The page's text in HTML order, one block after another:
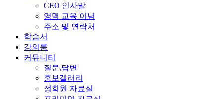
CEO 인사말
영맥 교육 이념
주소 및 연락처
학습서
강의룸
커뮤니티
질문,답변
홍보갤러리
정회원 자료실